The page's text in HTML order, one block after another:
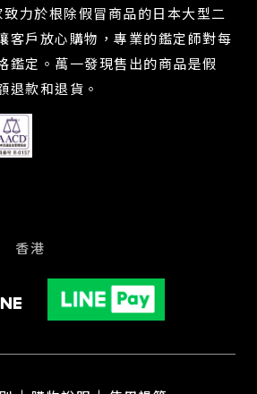
力於根除假冒商品的日本大型二
客戶放心購物，專業的鑑定師對每
鑑定。萬一發現售出的商品是假
退款和退貨。
香港